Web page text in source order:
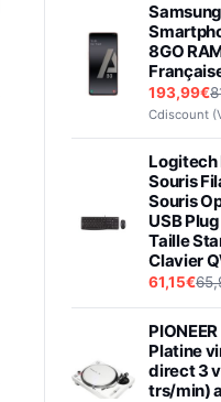
8GO
193,99€
Cdiscount
Logitech
Souris
Souris
USB
Taille
Clavier
61,15€
Platine
direct 3
trs/min)